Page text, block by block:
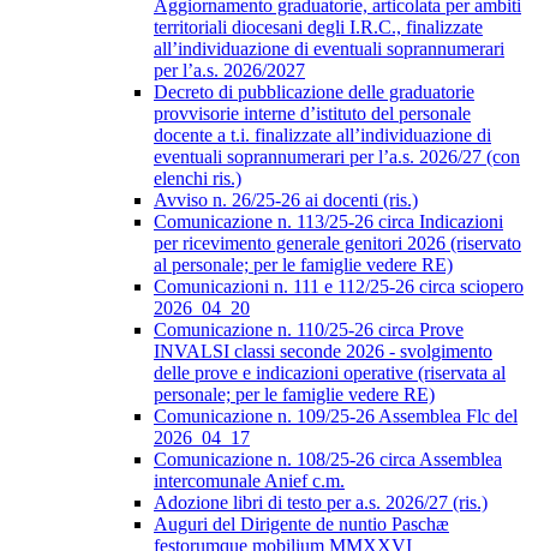
Aggiornamento graduatorie, articolata per ambiti
territoriali diocesani degli I.R.C., finalizzate
all’individuazione di eventuali soprannumerari
per l’a.s. 2026/2027
Decreto di pubblicazione delle graduatorie
provvisorie interne d’istituto del personale
docente a t.i. finalizzate all’individuazione di
eventuali soprannumerari per l’a.s. 2026/27 (con
elenchi ris.)
Avviso n. 26/25-26 ai docenti (ris.)
Comunicazione n. 113/25-26 circa Indicazioni
per ricevimento generale genitori 2026 (riservato
al personale; per le famiglie vedere RE)
Comunicazioni n. 111 e 112/25-26 circa sciopero
2026_04_20
Comunicazione n. 110/25-26 circa Prove
INVALSI classi seconde 2026 - svolgimento
delle prove e indicazioni operative (riservata al
personale; per le famiglie vedere RE)
Comunicazione n. 109/25-26 Assemblea Flc del
2026_04_17
Comunicazione n. 108/25-26 circa Assemblea
intercomunale Anief c.m.
Adozione libri di testo per a.s. 2026/27 (ris.)
Auguri del Dirigente de nuntio Paschæ
festorumque mobilium MMXXVI